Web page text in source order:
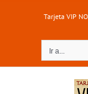
Tarjeta VIP
Ir a...